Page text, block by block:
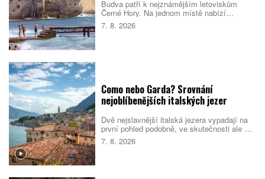
Budva patří k nejznámějším letoviskům
Černé Hory. Na jednom místě nabízí
opevněné staré město, dlouhé městské
pláže, menší zátoky i snadné výlety podél
7. 8. 2026
Como nebo Garda? Srovnání
nejoblíbenějších italských jezer
Dvě nejslavnější italská jezera vypadají na
první pohled podobně, ve skutečnosti ale cílí
na jiné cestovatele. Como staví na eleganci,
vilách a klidnější atmosféře. Garda je větší,
7. 8. 2026